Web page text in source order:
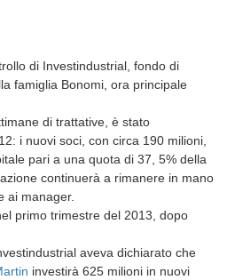
di Investindustrial, fondo di
famiglia Bonomi, ora principale
di trattative, è stato
i nuovi soci, con circa 190 milioni,
pari a una quota di 37, 5% della
continuerà a rimanere in mano
ai manager.
primo trimestre del 2013, dopo
aveva dichiarato che
investirà 625 milioni in nuovi